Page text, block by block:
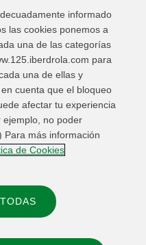
y Premios
2026
informado
las cookies ponemos a
una de las categorías
para
una de ellas y
cuenta que el bloqueo
afectar tu experiencia
no poder
Para más información
de Cookies